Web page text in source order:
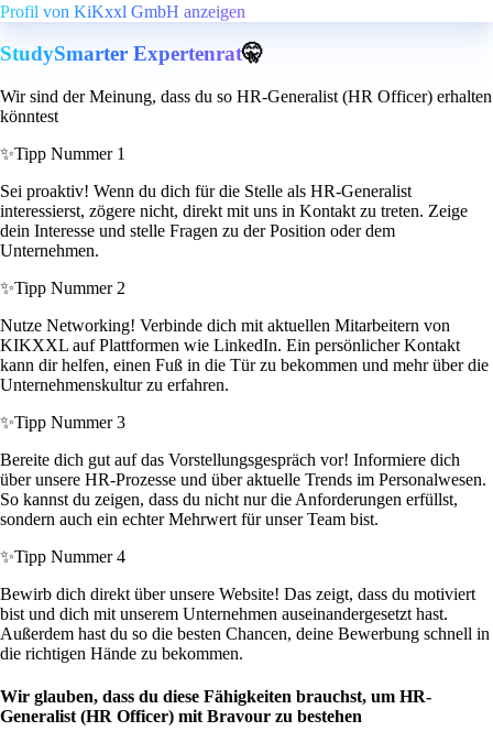
Profil von KiKxxl GmbH anzeigen
StudySmarter Expertenrat🤫
Wir sind der Meinung, dass du so HR-Generalist (HR Officer) erhalten
könntest
✨Tipp Nummer 1
Sei proaktiv! Wenn du dich für die Stelle als HR-Generalist
interessierst, zögere nicht, direkt mit uns in Kontakt zu treten. Zeige
dein Interesse und stelle Fragen zu der Position oder dem
Unternehmen.
✨Tipp Nummer 2
Nutze Networking! Verbinde dich mit aktuellen Mitarbeitern von
KIKXXL auf Plattformen wie LinkedIn. Ein persönlicher Kontakt
kann dir helfen, einen Fuß in die Tür zu bekommen und mehr über die
Unternehmenskultur zu erfahren.
✨Tipp Nummer 3
Bereite dich gut auf das Vorstellungsgespräch vor! Informiere dich
über unsere HR-Prozesse und über aktuelle Trends im Personalwesen.
So kannst du zeigen, dass du nicht nur die Anforderungen erfüllst,
sondern auch ein echter Mehrwert für unser Team bist.
✨Tipp Nummer 4
Bewirb dich direkt über unsere Website! Das zeigt, dass du motiviert
bist und dich mit unserem Unternehmen auseinandergesetzt hast.
Außerdem hast du so die besten Chancen, deine Bewerbung schnell in
die richtigen Hände zu bekommen.
Wir glauben, dass du diese Fähigkeiten brauchst, um HR-
Generalist (HR Officer) mit Bravour zu bestehen